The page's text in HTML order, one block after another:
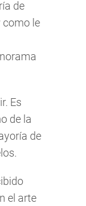
de
como le
Es
de la
de
el arte